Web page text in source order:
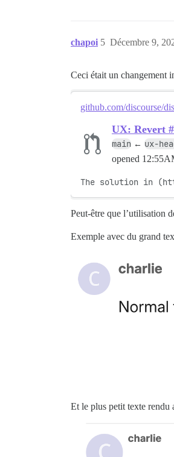
chapoi Décembre 9,
5
Ceci était un changement
github.com/discourse/
UX: Revert
main ← ux-
opened
The solution in
Peut-être que l’utilisation
Exemple avec du grand
Et le plus petit texte rendu